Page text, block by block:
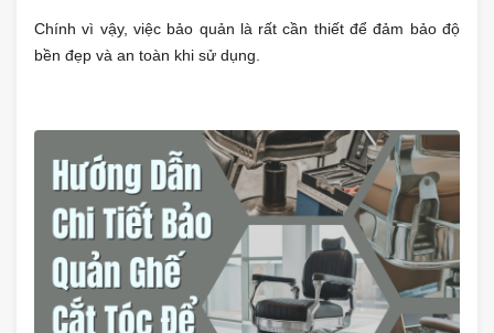
Chính vì vậy, việc bảo quản là rất cần thiết để đảm bảo độ
bền đẹp và an toàn khi sử dụng.